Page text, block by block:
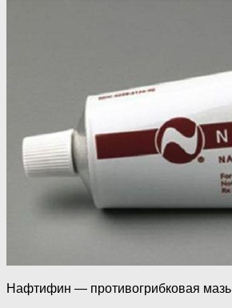
Нафтифин — противогрибковая мазь